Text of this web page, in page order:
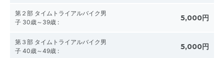
第２部 タイムトライアルバイク男
子 30歳～39歳 : 5,000円
第３部 タイムトライアルバイク男
子 40歳～49歳 : 5,000円